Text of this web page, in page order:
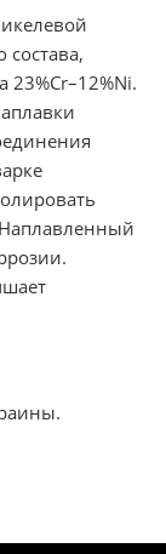
состава,
23%Сr–12%Ni.